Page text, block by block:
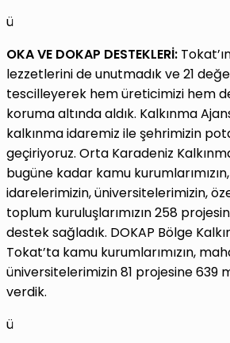
ü
OKA VE DOKAP DESTEKLERİ:
lezzetlerini de unutmadık ve 21
tescilleyerek hem üreticimizi hem
koruma altında aldık. Kalkınma
kalkınma idaremiz ile şehrimizin
geçiriyoruz. Orta Karadeniz
bugüne kadar kamu
idarelerimizin, üniversitelerimizin,
toplum kuruluşlarımızın 258
destek sağladık. DOKAP Bölge
Tokat’ta kamu kurumlarımızın,
üniversitelerimizin 81 projesine 639
verdik.
ü